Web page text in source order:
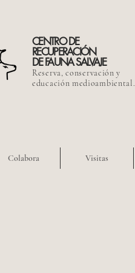
CENTRO DE
RECUPERACIÓN
DE FAUNA SALVAJE
Reserva, conservación y
educación medioambiental.
Colabora Visitas